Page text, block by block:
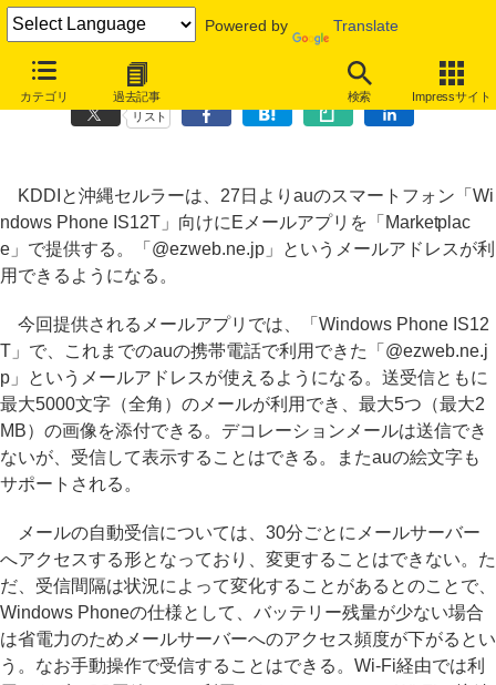
Powered by Translate
カテゴリ 過去記事 検索 Impressサイト
「Windows Phone IS12T」、27日よりEZwebメールが利用可能に
リスト
KDDIと沖縄セルラーは、27日よりauのスマートフォン「Wi
ndows Phone IS12T」向けにEメールアプリを「Marketplac
e」で提供する。「@ezweb.ne.jp」というメールアドレスが利
用できるようになる。
今回提供されるメールアプリでは、「Windows Phone IS12
T」で、これまでのauの携帯電話で利用できた「@ezweb.ne.j
p」というメールアドレスが使えるようになる。送受信ともに
最大5000文字（全角）のメールが利用でき、最大5つ（最大2
MB）の画像を添付できる。デコレーションメールは送信でき
ないが、受信して表示することはできる。またauの絵文字も
サポートされる。
メールの自動受信については、30分ごとにメールサーバー
へアクセスする形となっており、変更することはできない。た
だ、受信間隔は状況によって変化することがあるとのことで、
Windows Phoneの仕様として、バッテリー残量が少ない場合
は省電力のためメールサーバーへのアクセス頻度が下がるとい
う。なお手動操作で受信することはできる。Wi-Fi経由では利